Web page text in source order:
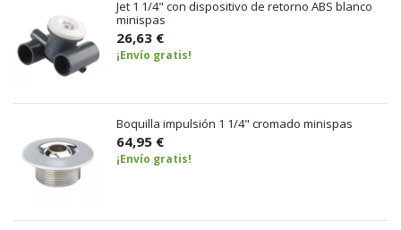
Jet 1 1/4" con dispositivo de retorno ABS blanco
minispas
26,63 €
¡Envío gratis!
Boquilla impulsión 1 1/4" cromado minispas
64,95 €
¡Envío gratis!